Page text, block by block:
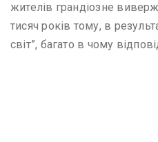
жителів грандіозне
тисяч років тому, в
світ”, багато в чому